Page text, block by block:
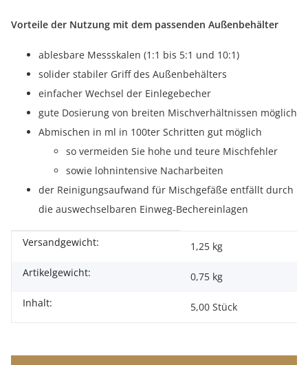
Vorteile der Nutzung mit dem passenden Außenbehälter
ablesbare Messskalen (1:1 bis 5:1 und 10:1)
solider stabiler Griff des Außenbehälters
einfacher Wechsel der Einlegebecher
gute Dosierung von breiten Mischverhältnissen möglich
Abmischen in ml in 100ter Schritten gut möglich
so vermeiden Sie hohe und teure Mischfehler
sowie lohnintensive Nacharbeiten
der Reinigungsaufwand für Mischgefäße entfällt durch
die auswechselbaren Einweg-Bechereinlagen
Produkteigenschaft
Wert
Versandgewicht:
1,25 kg
Artikelgewicht:
0,75 kg
Inhalt:
5,00 Stück